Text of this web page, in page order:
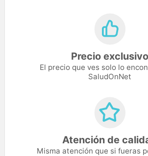
Precio exclusivo
El precio que ves solo lo
SaludOnNet
Atención de
Misma atención que si fueras